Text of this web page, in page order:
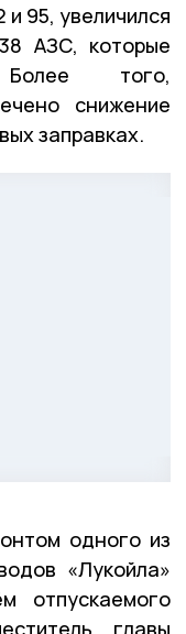
95, увеличился
АЗС, которые
того,
снижение
заправках.
одного из
«Лукойла»
отпускаемого